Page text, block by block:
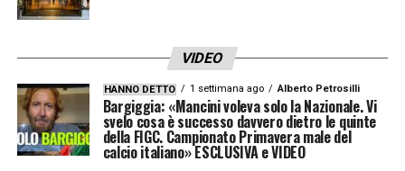
VIDEO
HANNO DETTO 1 settimana ago Alberto Petrosilli
Bargiggia: «Mancini voleva solo la Nazionale. Vi
svelo cosa è successo davvero dietro le quinte
della FIGC. Campionato Primavera male del
calcio italiano» ESCLUSIVA e VIDEO